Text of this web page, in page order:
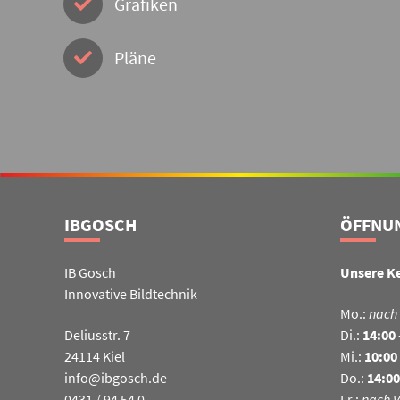
Pläne
IBGOSCH
IB Gosch
Innovative Bildtechnik
Deliusstr. 7
24114 Kiel
info@ibgosch.de
Unsere
Mo.:
Di.: 14:00
Mi.:
Do.: